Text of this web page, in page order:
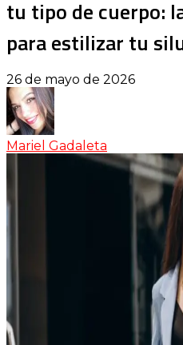
tu tipo de cuerpo:
para estilizar tu
26 de mayo de 2026
Mariel Gadaleta